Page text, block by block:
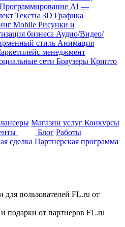
Программирование AI —
Тексты 3D Графика
Mobile Рисунки и
бизнеса Аудио/Видео/
стиль Анимация
менеджмент
сети Браузеры Крипто
Магазин услуг Конкурсы
Блог Работы
сделка Партнерская программа
пользователей FL.ru от
подарки от партнеров FL.ru